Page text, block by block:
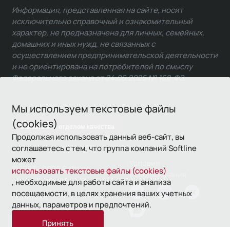
Мы используем текстовые файлы
(cookies)
Продолжая использовать данный веб-сайт, вы
соглашаетесь с тем, что группа компаний Softline
может
использовать текстовые файлы (cookies)
, необходимые для работы сайта и анализа
посещаемости, в целях хранения ваших учетных
данных, параметров и предпочтений.
Принять
Связаться с отделом качества
Информация, представленная на сайте, носит
исключительно справочный и ознакомительный
характер, не предназначена для личных, семейных,
домашних и иных нужд, не связанных с
осуществлением предпринимательской деятельности
и не ориентирована на потребителей по смыслу
Федерального закона от 24.06.2025 № 168-ФЗ.
© 1993—2026 Softline
использования
Политика
конфиденциальности